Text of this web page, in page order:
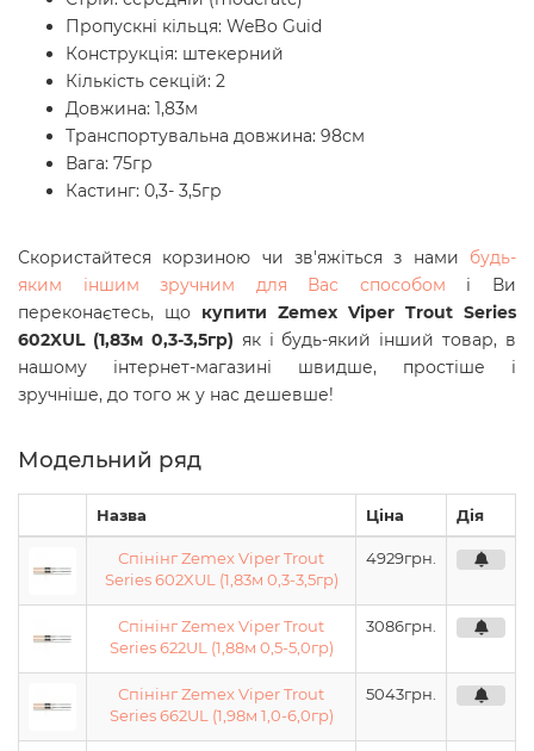
Пропускні кільця: WeBo Guid
Конструкція: штекерний
Кількість секцій: 2
Довжина: 1,83м
Транспортувальна довжина: 98см
Вага: 75гр
Кастинг: 0,3- 3,5гр
Скористайтеся корзиною чи зв'яжіться з нами будь-
яким іншим зручним для Вас способом і Ви
переконаєтесь, що купити Zemex Viper Trout Series
602XUL (1,83м 0,3-3,5гр) як і будь-який інший товар, в
нашому інтернет-магазині швидше, простіше і
зручніше, до того ж у нас дешевше!
Модельний ряд
Назва Ціна Дія
Спінінг Zemex Viper Trout
Series 602XUL (1,83м 0,3-3,5гр)
4929грн.
Спінінг Zemex Viper Trout
Series 622UL (1,88м 0,5-5,0гр)
3086грн.
Спінінг Zemex Viper Trout
Series 662UL (1,98м 1,0-6,0гр)
5043грн.